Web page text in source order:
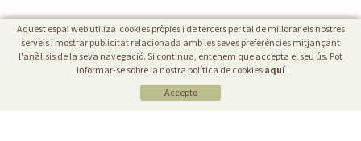
PROTECCIÓ DE DADES
Aquest espai web utiliza cookies pròpies i de tercers per tal de millorar els nostres
serveis i mostrar publicitat relacionada amb les seves preferències mitjançant
l'anàlisis de la seva navegació. Si continua, entenem que accepta el seu ús. Pot
informar-se sobre la nostra política de cookies aquí
Accepto